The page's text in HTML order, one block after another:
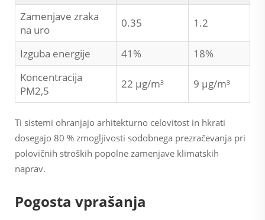
Zamenjave zraka
na uro
0.35 1.2
Izguba energije 41%
18%
Koncentracija
PM2,5
22 µg/m³ 9 µg/m³
Ti sistemi ohranjajo arhitekturno celovitost in hkrati
dosegajo 80 % zmogljivosti sodobnega prezračevanja pri
polovičnih stroških popolne zamenjave klimatskih
naprav.
Pogosta vprašanja